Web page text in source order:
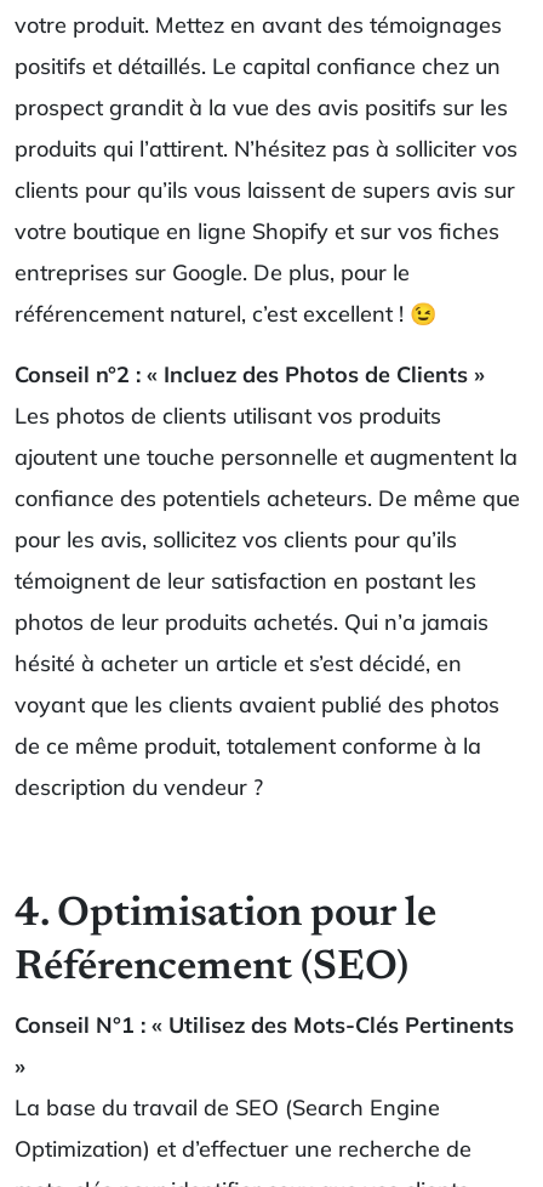
votre produit. Mettez en avant des témoignages
positifs et détaillés. Le capital confiance chez un
prospect grandit à la vue des avis positifs sur les
produits qui l’attirent. N’hésitez pas à solliciter vos
clients pour qu’ils vous laissent de supers avis sur
votre boutique en ligne Shopify et sur vos fiches
entreprises sur Google. De plus, pour le
référencement naturel, c’est excellent ! 😉
Conseil n°2 : « Incluez des Photos de Clients »
Les photos de clients utilisant vos produits
ajoutent une touche personnelle et augmentent la
confiance des potentiels acheteurs. De même que
pour les avis, sollicitez vos clients pour qu’ils
témoignent de leur satisfaction en postant les
photos de leur produits achetés. Qui n’a jamais
hésité à acheter un article et s’est décidé, en
voyant que les clients avaient publié des photos
de ce même produit, totalement conforme à la
description du vendeur ?
4. Optimisation pour le
Référencement (SEO)
Conseil N°1 : « Utilisez des Mots-Clés Pertinents
»
La base du travail de SEO (Search Engine
Optimization) et d’effectuer une recherche de